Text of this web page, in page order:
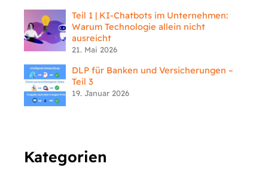
Teil 1 | KI-Chatbots im Unternehmen:
Warum Technologie allein nicht
ausreicht
21. Mai 2026
DLP für Banken und Versicherungen –
Teil 3
19. Januar 2026
Kategorien